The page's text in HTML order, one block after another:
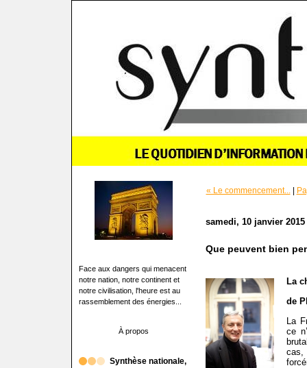
Face aux dangers qui menacent
notre nation, notre continent et
notre civilisation, l'heure est au
rassemblement des énergies...
À propos
Synthèse nationale,
« Le commencement... |
samedi, 10 janvier 2015
Que peuvent bien
La
de
La
ce
cas,